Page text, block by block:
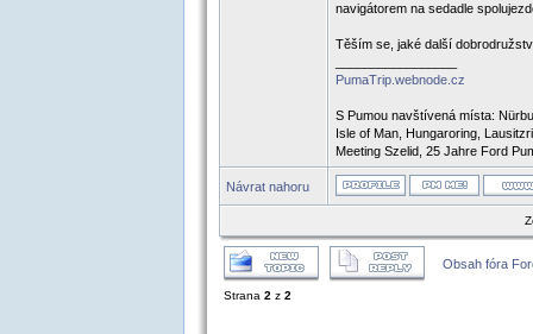
navigátorem na sedadle
Těším se, jaké další
PumaTrip.webnode.cz
S Pumou navštívená místa:
Isle of Man, Hungaroring,
Meeting Szelid, 25 Jahre Ford
Návrat nahoru
Obsah fóra
Strana 2 z 2